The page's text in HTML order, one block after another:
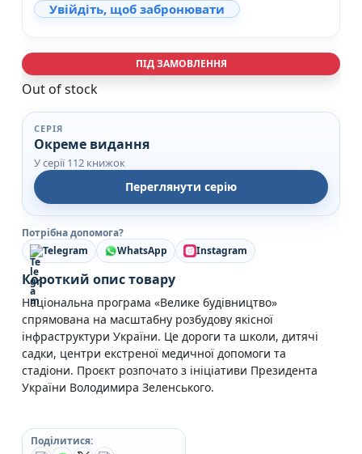
Увійдіть, щоб забронювати
ПІД ЗАМОВЛЕННЯ
Out of stock
СЕРІЯ
Окреме видання
У серії 112 книжок
Переглянути серію
Потрібна допомога?
Telegram
WhatsApp Instagram
Короткий опис товару
Національна програма «Велике будівництво»
спрямована на масштабну розбудову якісної
інфраструктури України. Це дороги та школи, дитячі
садки, центри екстреної медичної допомоги та
стадіони. Проєкт розпочато з ініціативи Президента
України Володимира Зеленського.
Поділитися: